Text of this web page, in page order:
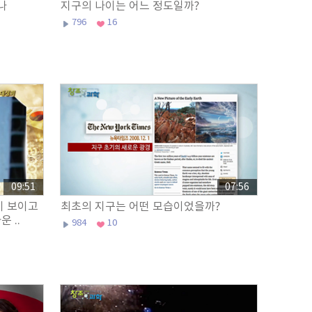
지구의 나이는 어느 정도일까?
796 16
보이고
..
09:51
최초의 지구는 어떤 모습이었을까?
984 10
07:56